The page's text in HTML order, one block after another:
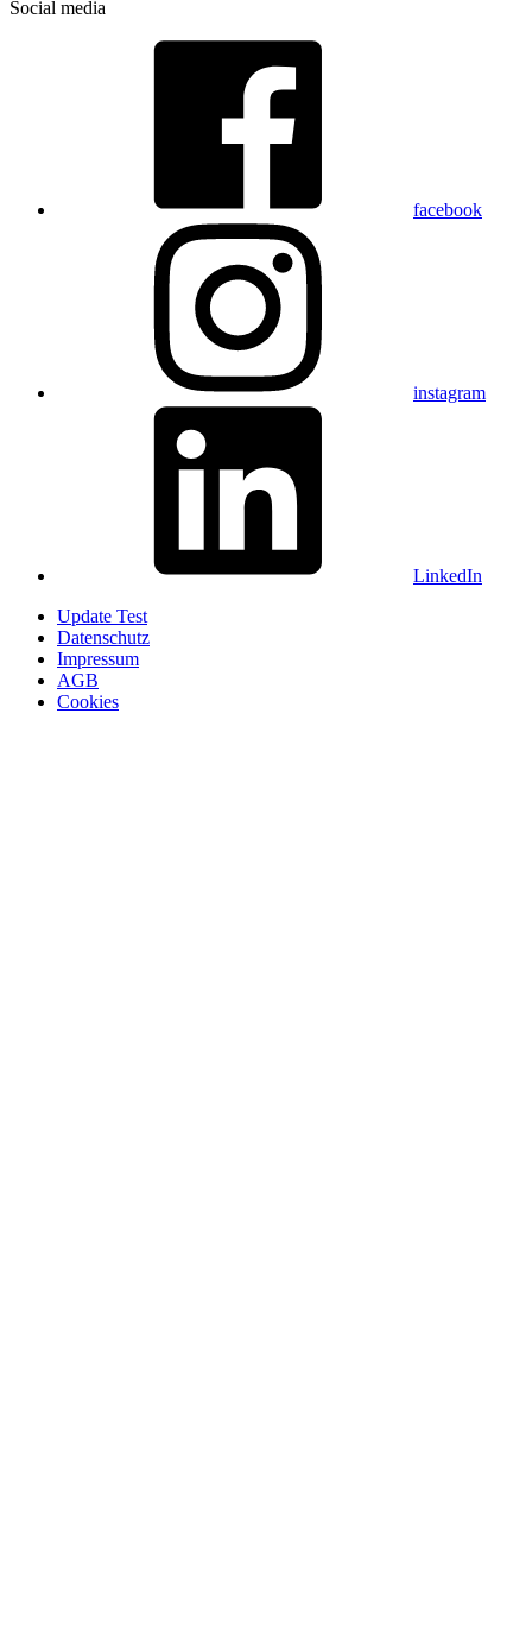
Social media
facebook
instagram
LinkedIn
Update Test
Datenschutz
Impressum
AGB
Cookies